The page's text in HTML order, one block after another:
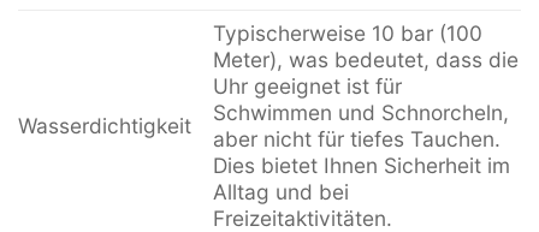
Wasserdichtigkeit
Typischerweise 10 bar (100
Meter), was bedeutet, dass die
Uhr geeignet ist für
Schwimmen und Schnorcheln,
aber nicht für tiefes Tauchen.
Dies bietet Ihnen Sicherheit im
Alltag und bei
Freizeitaktivitäten.